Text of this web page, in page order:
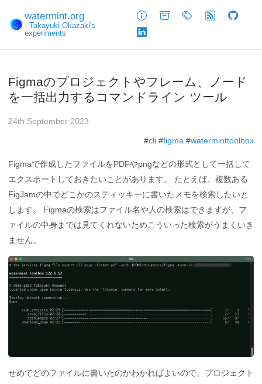
watermint.org
- Takayuki Okazaki's
experiments
AboutArchiveTags Feed
GitHub
LinkedIn
Figmaのプロジェクトやフレーム、ノード
を一括出力するコマンドライン ツール
24th September 2023
#cli #figma #waterminttoolbox
Figmaで作成したファイルをPDFやpngなどの形式として一括して
エクスポートしておきたいことがあります。 たとえば、複数ある
FigJamの中でどこかのスティッキーに書いたメモを検索したいと
します。 Figmaの検索はファイル名や人の検索はできますが、フ
ァイルの中身までは見てくれないためこういった検索がうまくいき
ません。
せめてどのファイルに書いたのかわかればよいので、プロジェクト